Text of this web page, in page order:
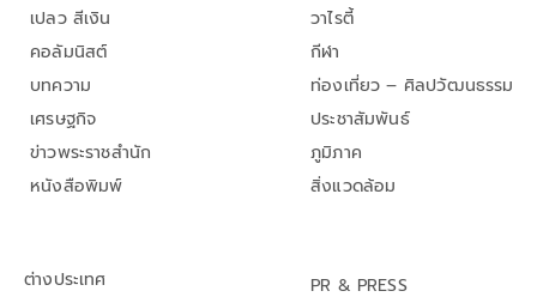
เปลว สีเงิน
คอลัมนิสต์
บทความ
เศรษฐกิจ
ข่าวพระราชสำนัก
หนังสือพิมพ์
วาไรตี้
กีฬา
ท่องเที่ยว – ศิลปวัฒนธรรม
ประชาสัมพันธ์
ภูมิภาค
สิ่งแวดล้อม
ต่างประเทศ PR & PRESS